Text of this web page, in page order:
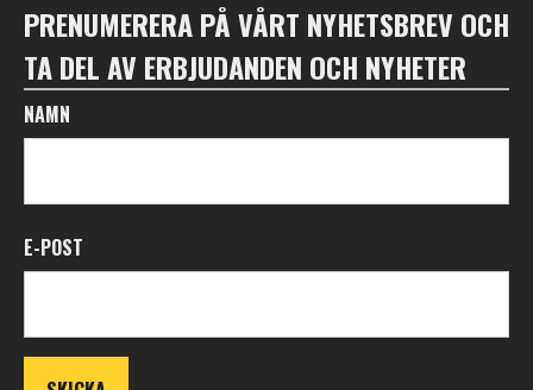
PRENUMERERA PÅ VÅRT NYHETSBREV OCH
TA DEL AV ERBJUDANDEN OCH NYHETER
NAMN
E-POST